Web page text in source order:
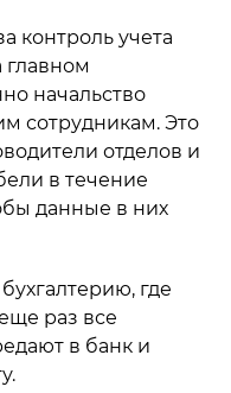
контроль учета
начальство
сотрудникам. Это
отделов и
в течение
данные в них
где
раз все
в банк и